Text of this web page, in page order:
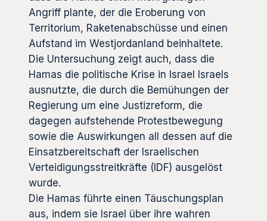
Angriff plante, der die Eroberung von
Territorium, Raketenabschüsse und einen
Aufstand im Westjordanland beinhaltete.
Die Untersuchung zeigt auch, dass die
Hamas die politische Krise in Israel Israels
ausnutzte, die durch die Bemühungen der
Regierung um eine Justizreform, die
dagegen aufstehende Protestbewegung
sowie die Auswirkungen all dessen auf die
Einsatzbereitschaft der Israelischen
Verteidigungsstreitkräfte (IDF) ausgelöst
wurde.
Die Hamas führte einen Täuschungsplan
aus, indem sie Israel über ihre wahren